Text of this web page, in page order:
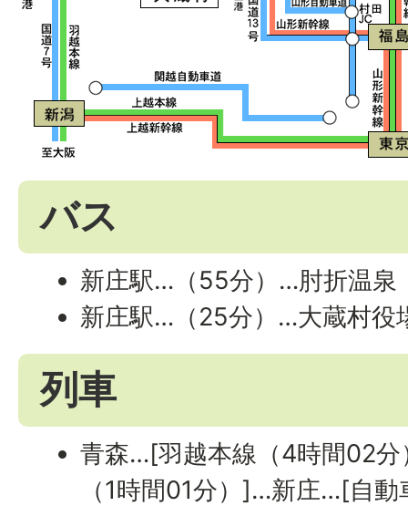
バス
新庄駅…（55分）…肘折温泉
新庄駅…（25分）…大蔵村役
列車
青森…[羽越本線（4時間02
（1時間01分）]…新庄…[自